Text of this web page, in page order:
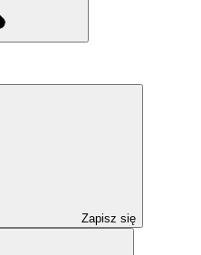
Zapisz się